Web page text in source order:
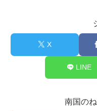
X
LINE
南国の